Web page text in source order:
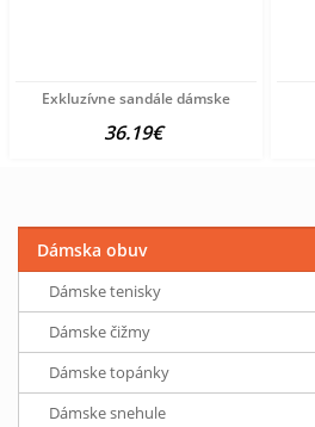
Exkluzívne sandále dámske
36.19€
Dámska obuv
Dámske tenisky
Dámske čižmy
Dámske topánky
Dámske snehule